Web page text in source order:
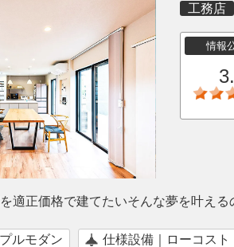
工務店
情報
適正価格で建てたいそんな夢を叶え
ルモダン 仕様設備｜ローコスト